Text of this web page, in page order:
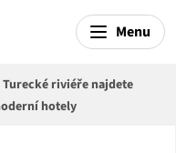
Menu
Turecké riviéře najdete
hotely